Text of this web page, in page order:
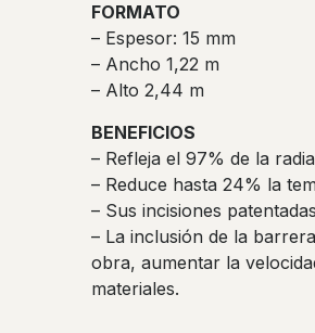
FORMATO
– Espesor: 15 mm
– Ancho 1,22 m
– Alto 2,44 m
BENEFICIOS
– Refleja el 97% de la
– Reduce hasta 24% la
– Sus incisiones
– La inclusión de la
obra, aumentar la
materiales.